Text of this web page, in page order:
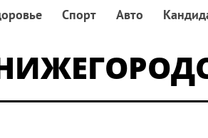
Спорт Авто